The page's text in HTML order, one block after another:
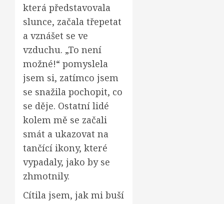
která představovala
slunce, začala třepetat
a vznášet se ve
vzduchu. „To není
možné!“ pomyslela
jsem si, zatímco jsem
se snažila pochopit, co
se děje. Ostatní lidé
kolem mě se začali
smát a ukazovat na
tančící ikony, které
vypadaly, jako by se
zhmotnily.
Cítila jsem, jak mi buší